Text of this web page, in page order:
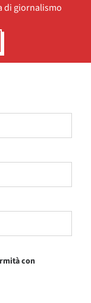
di giornalismo
con